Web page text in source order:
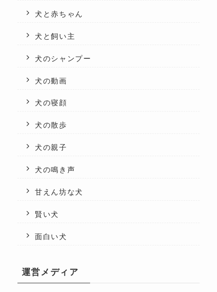
犬と赤ちゃん
犬と飼い主
犬のシャンプー
犬の動画
犬の寝顔
犬の散歩
犬の親子
犬の鳴き声
甘えん坊な犬
賢い犬
面白い犬
運営メディア